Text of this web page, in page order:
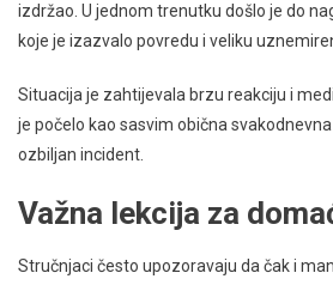
izdržao. U jednom trenutku došlo je do
koje je izazvalo povredu i veliku
Situacija je zahtijevala brzu reakciju i
je počelo kao sasvim obična
ozbiljan incident.
Važna lekcija za
Stručnjaci često upozoravaju da čak i